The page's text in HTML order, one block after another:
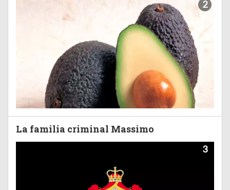
2
La familia criminal Massimo
3